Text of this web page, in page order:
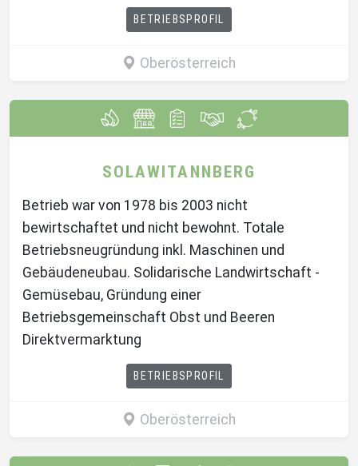
BETRIEBSPROFIL
Oberösterreich
SOLAWITANNBERG
Betrieb war von 1978 bis 2003 nicht
bewirtschaftet und nicht bewohnt. Totale
Betriebsneugründung inkl. Maschinen und
Gebäudeneubau. Solidarische Landwirtschaft -
Gemüsebau, Gründung einer
Betriebsgemeinschaft Obst und Beeren
Direktvermarktung
BETRIEBSPROFIL
Oberösterreich